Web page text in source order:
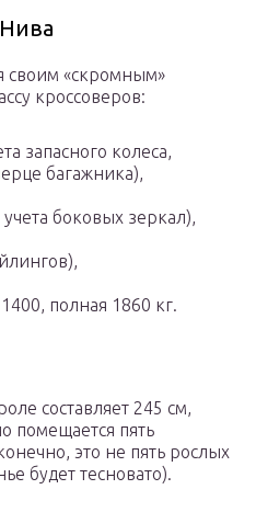
своим «скромным»
кроссоверов:
запасного колеса,
багажника),
боковых зеркал),
полная 1860 кг.
составляет 245 см,
помещается пять
это не пять рослых
будет тесновато).